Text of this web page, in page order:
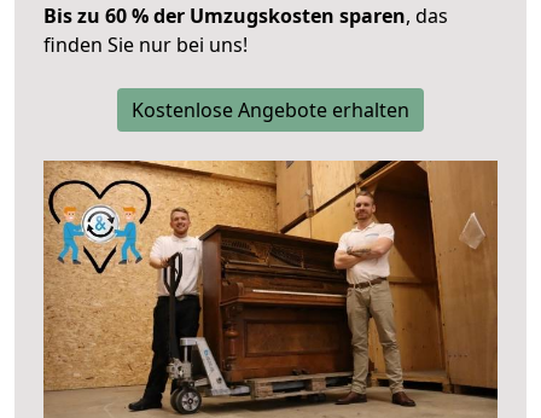
Bis zu 60 % der Umzugskosten sparen, das
finden Sie nur bei uns!
Kostenlose Angebote erhalten